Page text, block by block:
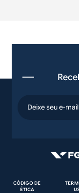
email
Rodapé
CÓDIGO DE
ÉTICA